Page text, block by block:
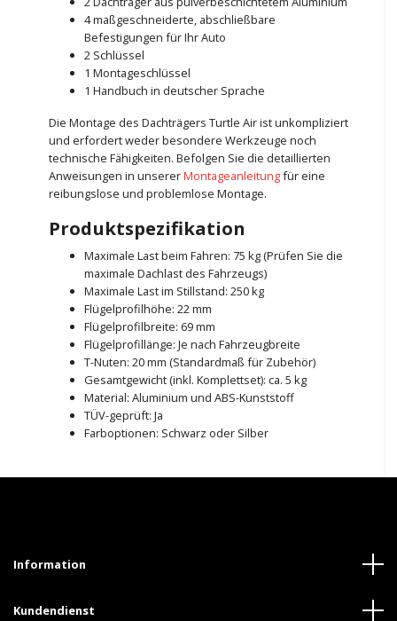
4 maßgeschneiderte, abschließbare
Befestigungen für Ihr Auto
2 Schlüssel
1 Montageschlüssel
1 Handbuch in deutscher Sprache
Die Montage des Dachträgers Turtle Air ist unkompliziert
und erfordert weder besondere Werkzeuge noch
technische Fähigkeiten. Befolgen Sie die detaillierten
Anweisungen in unsererMontageanleitungfür eine
reibungslose und problemlose Montage.
Produktspezifikation
Maximale Last beim Fahren: 75 kg (Prüfen Sie die
maximale Dachlast des Fahrzeugs)
Maximale Last im Stillstand: 250 kg
Flügelprofilhöhe: 22 mm
Flügelprofilbreite: 69 mm
Flügelprofillänge: Je nach Fahrzeugbreite
T-Nuten: 20 mm (Standardmaß für Zubehör)
Gesamtgewicht (inkl. Komplettset): ca. 5 kg
Material: Aluminium und ABS-Kunststoff
TÜV-geprüft: Ja
Farboptionen: Schwarz oder Silber
Information
Kundendienst